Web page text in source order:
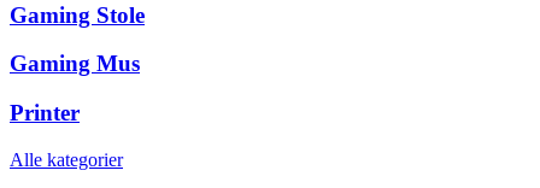
Gaming Stole
Gaming Mus
Printer
Alle kategorier